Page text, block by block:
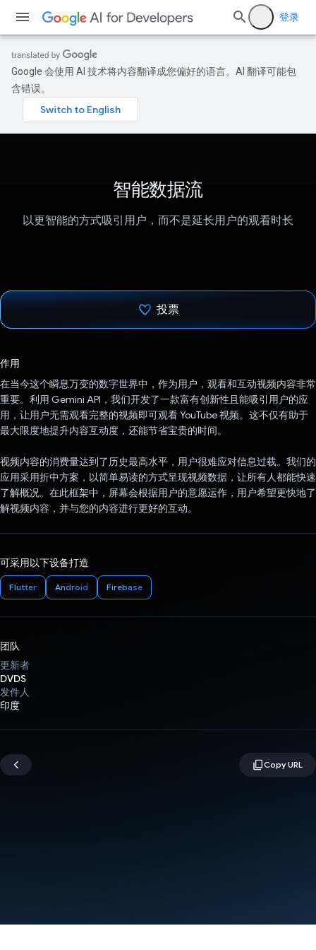
登录
Google 会使用 AI 技术将内容翻译成您偏好的语言。AI 翻译可能包
含错误。
智能数据流
以更智能的方式吸引用户，而不是延长用户的观看时长
投票
作用
在当今这个瞬息万变的数字世界中，作为用户，观看和互动视频内容非常
重要。利用 Gemini API，我们开发了一款富有创新性且能吸引用户的应
用，让用户无需观看完整的视频即可观看 YouTube 视频。这不仅有助于
最大限度地提升内容互动度，还能节省宝贵的时间。
视频内容的消费量达到了历史最高水平，用户很难应对信息过载。我们的
应用采用折中方案，以简单易读的方式呈现视频数据，让所有人都能快速
了解概况。在此框架中，屏幕会根据用户的意愿运作，用户希望更快地了
解视频内容，并与您的内容进行更好的互动。
可采用以下设备打造
Flutter Android Firebase
团队
更新者
DVDS
发件人
印度